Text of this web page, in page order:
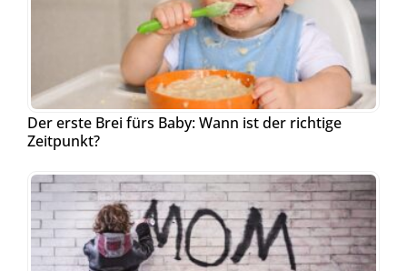
Der erste Brei fürs Baby: Wann ist der richtige
Zeitpunkt?